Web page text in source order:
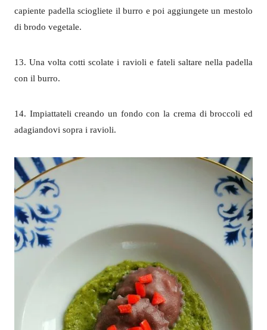
capiente padella sciogliete il burro e poi aggiungete un mestolo
di brodo vegetale.
13. Una volta cotti scolate i ravioli e fateli saltare nella padella
con il burro.
14. Impiattateli creando un fondo con la crema di broccoli ed
adagiandovi sopra i ravioli.